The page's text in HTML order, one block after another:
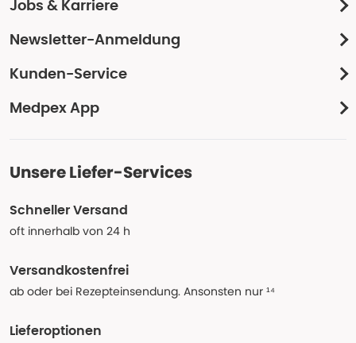
Jobs & Karriere
Newsletter-Anmeldung
Kunden-Service
Medpex App
Unsere Liefer-Services
Schneller Versand
oft innerhalb von 24 h
Versandkostenfrei
ab oder bei Rezepteinsendung. Ansonsten nur ¹⁴
Lieferoptionen